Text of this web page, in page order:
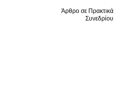
Άρθρο σε Πρακτικά
Συνεδρίου